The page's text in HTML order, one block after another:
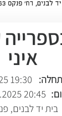
איני
19:30 24.06.2025
20:45 24.06.2025
בית יד לבנים, פנקס 63